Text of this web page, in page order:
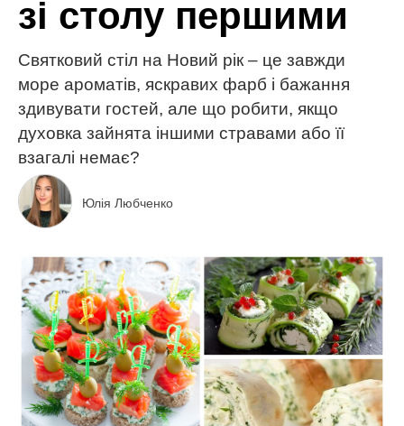
зі столу першими
Святковий стіл на Новий рік – це завжди
море ароматів, яскравих фарб і бажання
здивувати гостей, але що робити, якщо
духовка зайнята іншими стравами або її
взагалі немає?
Юлія Любченко